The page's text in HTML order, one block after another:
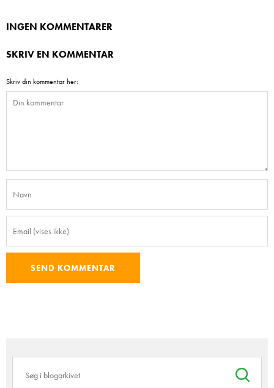
INGEN KOMMENTARER
SKRIV EN KOMMENTAR
Skriv din kommentar her:
SEND KOMMENTAR